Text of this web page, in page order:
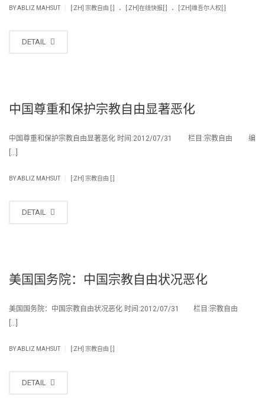
BYABLIZ MAHSUT [:ZH] 宗教自由 [:] . [:ZH]在线快报[:] . [:ZH]维吾尔人权[:]
DETAIL
中国尊重和保护宗教自由显著恶化
中国尊重和保护宗教自由显著恶化 时间:2012/07/31 栏目:宗教自由 编
[…]
BYABLIZ MAHSUT [:ZH] 宗教自由 [:]
DETAIL
美国国务院：中国宗教自由状况恶化
美国国务院：中国宗教自由状况恶化 时间:2012/07/31 栏目:宗教自由
[…]
BYABLIZ MAHSUT [:ZH] 宗教自由 [:]
DETAIL